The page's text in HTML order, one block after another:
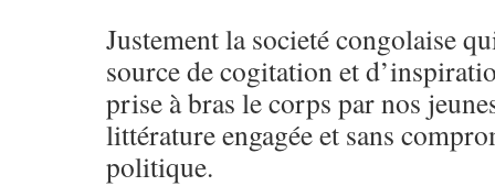
Justement la societé congolaise
source de cogitation et
prise à bras le corps par nos
littérature engagée et sans
politique.